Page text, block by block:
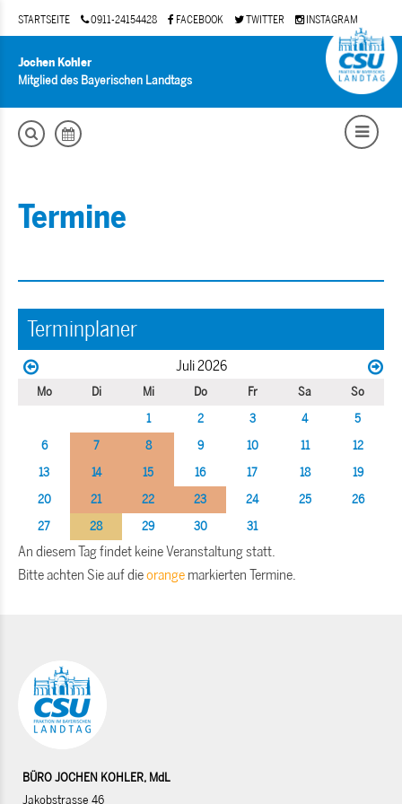
STARTSEITE 0911-24154428 FACEBOOK TWITTER INSTAGRAM
Jochen Kohler
Mitglied des Bayerischen Landtags
Termine
Terminplaner
Juli 2026
Mo Di Mi Do Fr Sa
So
1
2 3 4
5
6
7 8 9 10 11
12
13
14 15 16 17 18
19
20
21 22 23 24 25
26
27
28 29 30 31
An diesem Tag findet keine Veranstaltung statt.
Bitte achten Sie auf dieorange markierten Termine.
BÜRO JOCHEN KOHLER, MdL
Jakobstrasse 46